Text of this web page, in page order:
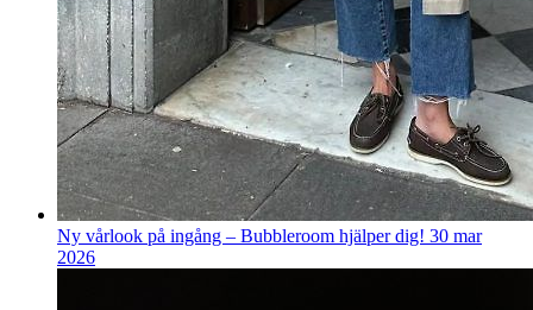
Ny vårlook på ingång – Bubbleroom hjälper dig! 30 mar
2026